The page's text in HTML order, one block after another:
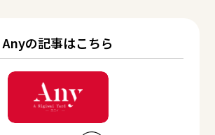
Anyの記事はこちら